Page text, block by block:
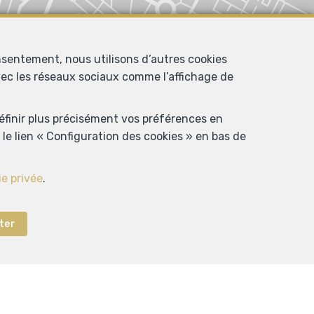
nous utilisons d’autres cookies
les réseaux sociaux comme l’affichage de
plus précisément vos préférences en
lien « Configuration des cookies » en bas de
privée.